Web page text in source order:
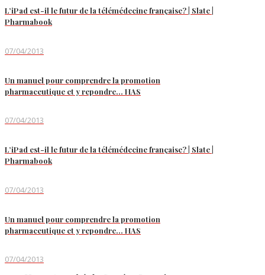
L’iPad est-il le futur de la télémédecine française? | Slate |
Pharmabook
07/04/2013
Un manuel pour comprendre la promotion
pharmaceutique et y repondre… HAS
07/04/2013
L’iPad est-il le futur de la télémédecine française? | Slate |
Pharmabook
07/04/2013
Un manuel pour comprendre la promotion
pharmaceutique et y repondre… HAS
07/04/2013